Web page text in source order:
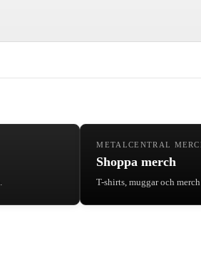
METALCENTRAL
Shoppa merch
T-shirts, muggar och